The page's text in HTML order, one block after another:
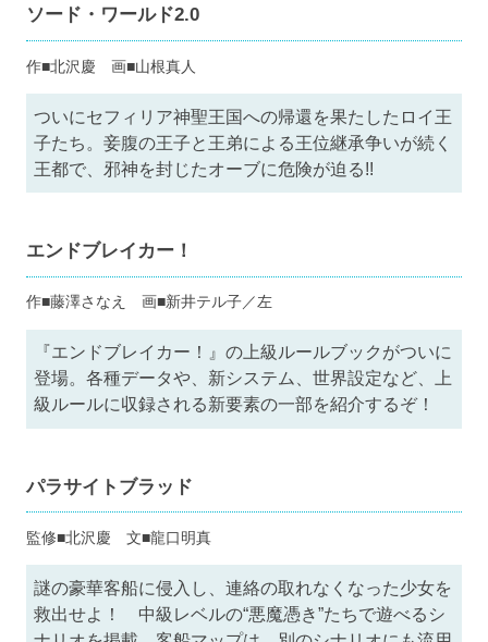
ソード・ワールド2.0
作■北沢慶 画■山根真人
ついにセフィリア神聖王国への帰還を果たしたロイ王
子たち。妾腹の王子と王弟による王位継承争いが続く
王都で、邪神を封じたオーブに危険が迫る!!
エンドブレイカー！
作■藤澤さなえ 画■新井テル子／左
『エンドブレイカー！』の上級ルールブックがついに
登場。各種データや、新システム、世界設定など、上
級ルールに収録される新要素の一部を紹介するぞ！
パラサイトブラッド
監修■北沢慶 文■龍口明真
謎の豪華客船に侵入し、連絡の取れなくなった少女を
救出せよ！ 中級レベルの“悪魔憑き”たちで遊べるシ